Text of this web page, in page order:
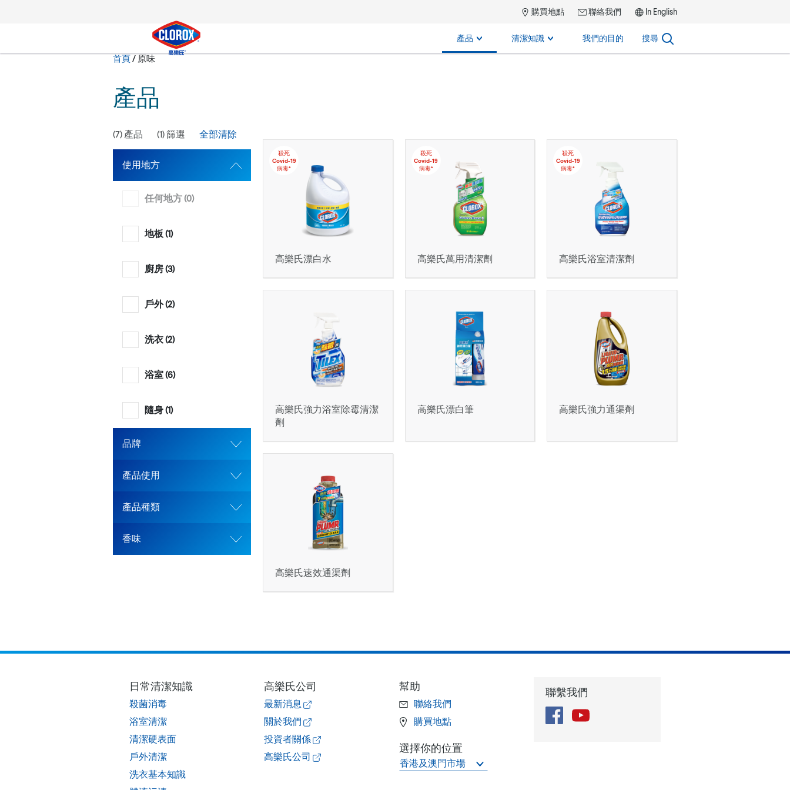
購買地點 聯絡我們 In English
產品 清潔知識 我們的目的 搜尋
搜尋
首頁/現在:
原味
產品
(7) 產品 (1) 篩選 全部清除
使用地方
任何地方 (0)
地板 (1)
廚房 (3)
戶外 (2)
洗衣 (2)
浴室 (6)
隨身 (1)
品牌
產品使用
產品種類
香味
殺死
Covid-19
病毒*
高樂氏漂白水
殺死
Covid-19
病毒*
高樂氏萬用清潔劑
殺死
Covid-19
病毒*
高樂氏浴室清潔劑
高樂氏強力浴室除霉清潔
劑
高樂氏漂白筆 高樂氏強力通渠劑
高樂氏速效通渠劑
日常清潔知識
殺菌消毒
浴室清潔
清潔硬表面
戶外清潔
洗衣基本知識
高樂氏公司
最新消息
關於我們
投資者關係
高樂氏公司
幫助
聯絡我們
購買地點
選擇你的位置
香港及澳門市場
聯繫我們
FacebookYouTube